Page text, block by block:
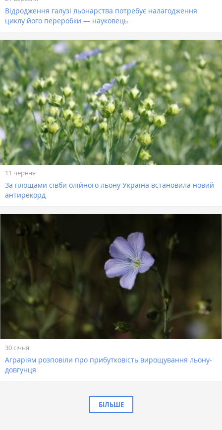
Відродження галузі льонарства потребує налагодження
циклу його переробки — науковець
11 червня
За площами сівби олійного льону Україна встановила новий
антирекорд
30 січня
Аграріям розповіли про прибутковість вирощування льону-
довгунця
БІЛЬШЕ